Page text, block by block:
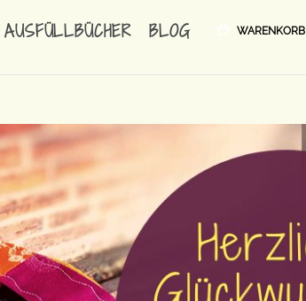
AUSFÜLLBÜCHER BLOG WARENKORB